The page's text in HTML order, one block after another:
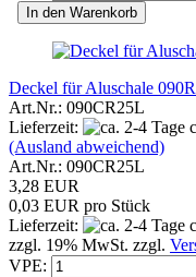
In den Warenkorb
Deckel für Aluschale
Art.Nr.: 090CR25L
Lieferzeit:
(Ausland abweichend)
Art.Nr.: 090CR25L
3,28 EUR
0,03 EUR pro Stück
Lieferzeit:
zzgl. 19% MwSt. zzgl.
VPE: